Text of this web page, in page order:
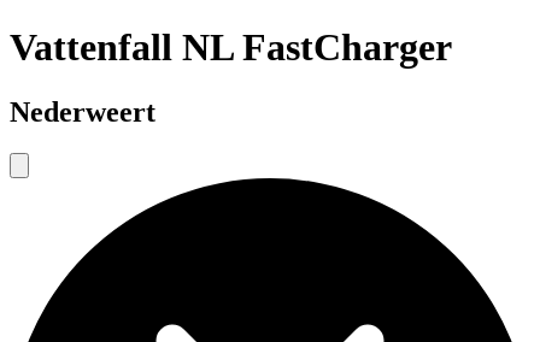
Vattenfall NL FastCharger
Nederweert